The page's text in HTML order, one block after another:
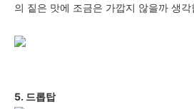
의 짙은 맛에 조금은 가깝지 않을까 생각
5. 드롭탑